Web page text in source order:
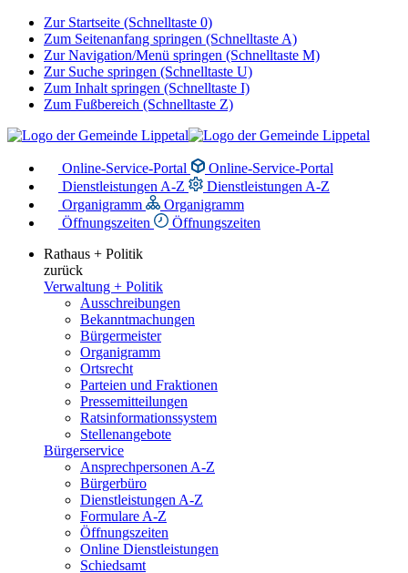
Zur Startseite (Schnelltaste 0)
Zum Seitenanfang springen (Schnelltaste A)
Zur Navigation/Menü springen (Schnelltaste M)
Zur Suche springen (Schnelltaste U)
Zum Inhalt springen (Schnelltaste I)
Zum Fußbereich (Schnelltaste Z)
Online-Service-Portal
Online-Service-Portal
Dienstleistungen A-Z
Dienstleistungen A-Z
Organigramm
Organigramm
Öffnungszeiten
Öffnungszeiten
Rathaus + Politik
zurück
Verwaltung + Politik
Ausschreibungen
Bekanntmachungen
Bürgermeister
Organigramm
Ortsrecht
Parteien und Fraktionen
Pressemitteilungen
Ratsinformationssystem
Stellenangebote
Bürgerservice
Ansprechpersonen A-Z
Bürgerbüro
Dienstleistungen A-Z
Formulare A-Z
Öffnungszeiten
Online Dienstleistungen
Schiedsamt